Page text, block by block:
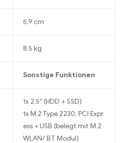
5.9 cm
8.5 kg
Sonstige Funktionen
1x 2.5″ (HDD + SSD)
1x M.2 Type 2230, PCI Expr
ess + USB (belegt mit M.2
WLAN/ BT Modul)